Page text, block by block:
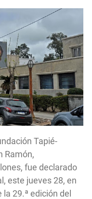
Tapié-
Ramón,
fue declarado
este jueves 28, en
29.ª edición del